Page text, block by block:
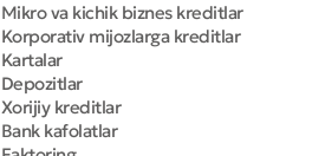
Mikro va kichik biznes kreditlar
Korporativ mijozlarga kreditlar
Kartalar
Depozitlar
Xorijiy kreditlar
Bank kafolatlar